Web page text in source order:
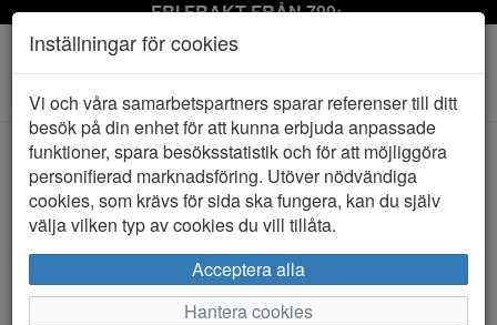
FRI FRAKT FRÅN 799:-
Toggle
navigation
HEM WALKING
Inställningar för cookies
Vi och våra samarbetspartners sparar referenser till ditt
besök på din enhet för att kunna erbjuda anpassade
funktioner, spara besöksstatistik och för att möjliggöra
personifierad marknadsföring. Utöver nödvändiga
cookies, som krävs för sida ska fungera, kan du själv
välja vilken typ av cookies du vill tillåta.
Acceptera alla
Hantera cookies